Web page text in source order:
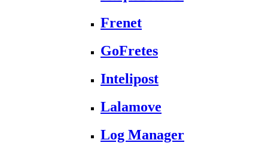
Frenet
GoFretes
Intelipost
Lalamove
Log Manager